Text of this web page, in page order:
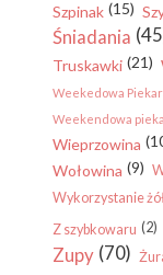
Szpinak (15)
Śniadania
Truskawki (21)
Weekedowa
Weekendowa
Wieprzowina
Wołowina (9)
Wykorzystanie
Z szybkowaru (2)
Zupy (70)